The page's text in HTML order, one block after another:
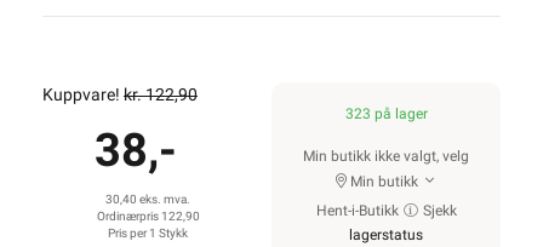
Kuppvare! kr. 122,90
38,-
30,40 eks. mva.
Ordinærpris 122,90
Pris per 1 Stykk
323 på lager
Min butikk ikke valgt, velg
Min butikk
Hent-i-Butikk
Sjekk
lagerstatus